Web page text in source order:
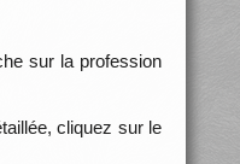
sur la profession
cliquez sur le